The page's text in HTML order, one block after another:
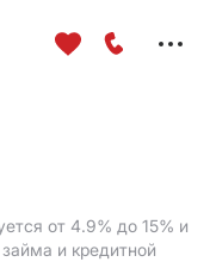
от 4.9% до 15% и
и кредитной